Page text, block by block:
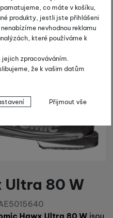
co máte v košíku,
produkty, jestli jste přihlášeni
nevhodnou reklamu
které používáme k
jejich zpracováváním.
že k vašim datům
s kategoriemi
náš web nebude fungovat
námi mohli spojit např. pomocí
Přijmout vše
Ultra 80 W
Hawx Ultra 80 W jsou